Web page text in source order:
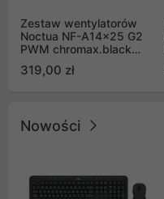
Zestaw wentylatorów
Noctua NF-A14x25 G2
PWM chromax.black
Push Pull (2szt)
319,00 zł
Nowości